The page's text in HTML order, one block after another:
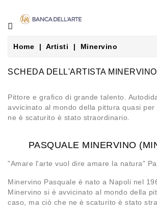
LA
PITTURA
GLI
CONTATTACI
LE
Home Artisti Minervino
SCHEDA DELL'ARTISTA MINERVINO
Pittore e grafico di grande talento.
avvicinato al mondo della pittura quasi per
ne è scaturito è stato straordinario.
PASQUALE MINERVINO
"Amare l'arte vuol dire amare la natura"
Minervino Pasquale è nato a Napoli nel
Minervino si è avvicinato al mondo della
caso, ma ciò che ne è scaturito è stato